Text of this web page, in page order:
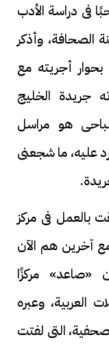
فى دراسة الأدب
الصحافة، وأذكر
بحوار أجريته مع
جريدة الخليج
هو مراسل
رد عليه، ما شجعنى
بالعمل فى مركز
آخرين هم الآن
«صاعد» مركزًا
وعبره
التى لفتت